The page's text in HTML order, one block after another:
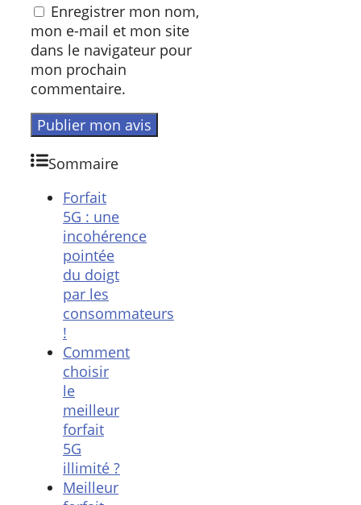
Enregistrer mon nom,
mon e-mail et mon site
dans le navigateur pour
mon prochain
commentaire.
Sommaire
Forfait
5G : une
incohérence
pointée
du doigt
par les
consommateurs
!
Comment
choisir
le
meilleur
forfait
5G
illimité ?
Meilleur